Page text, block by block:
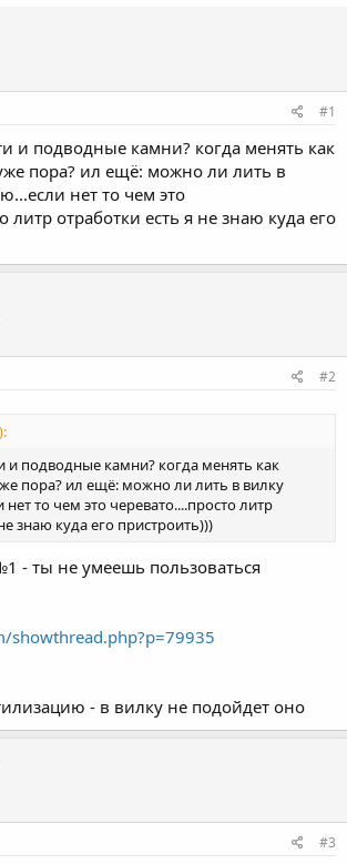
#1
и подводные камни? когда менять как
пора? ил ещё: можно ли лить в
нет то чем это
литр отработки есть я не знаю куда его
#2
и подводные камни? когда менять как
пора? ил ещё: можно ли лить в вилку
нет то чем это черевато....просто литр
знаю куда его пристроить)))
- ты не умеешь пользоваться
showthread.php?p=79935
- в вилку не подойдет оно
#3